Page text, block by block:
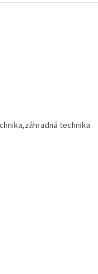
technika